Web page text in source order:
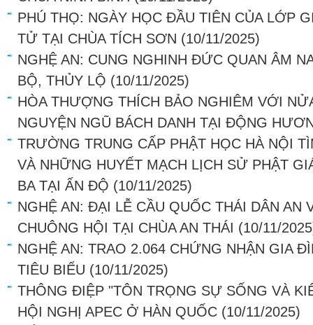
PHÚ THỌ: NGÀY HỌC ĐẦU TIÊN CỦA LỚP
TỬ TẠI CHÙA TÍCH SƠN (10/11/2025)
NGHỆ AN: CUNG NGHINH ĐỨC QUAN ÂM
BỘ, THỦY LỘ (10/11/2025)
HÒA THƯỢNG THÍCH BẢO NGHIÊM VỚI
NGUYỆN NGŨ BÁCH DANH TẠI ĐỘNG
TRƯỜNG TRUNG CẤP PHẬT HỌC HÀ NỘI
VÀ NHỮNG HUYẾT MẠCH LỊCH SỬ PHẬT
BA TẠI ẤN ĐỘ (10/11/2025)
NGHỆ AN: ĐẠI LỄ CẦU QUỐC THÁI DÂN AN
CHUÔNG HỘI TẠI CHÙA AN THÁI (10/11/
NGHỆ AN: TRAO 2.064 CHỨNG NHẬN GIA
TIÊU BIỂU (10/11/2025)
THÔNG ĐIỆP "TÔN TRỌNG SỰ SỐNG VÀ
HỘI NGHỊ APEC Ở HÀN QUỐC (10/11/2025)